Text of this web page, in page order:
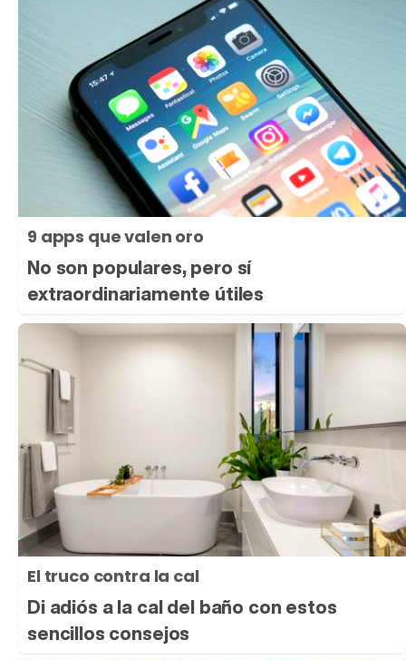
9 apps que valen oro
No son populares, pero sí
extraordinariamente útiles
El truco contra la cal
Di adiós a la cal del baño con estos
sencillos consejos